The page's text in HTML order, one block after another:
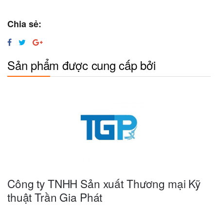
Chia sẻ:
Sản phẩm được cung cấp bởi
Công ty TNHH Sản xuất Thương mại Kỹ
thuật Trần Gia Phát